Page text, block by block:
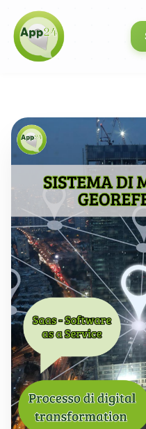
Comunicazione
WhereApp – Pubblica
WhereApp – Comuni
WhereApp – Comuni
WhereApp – Protezione
WhereApp – Croce
Rassegna Stampa
Privacy Policy
Cloud Certificato
Mittenti
Contatti
Recapiti